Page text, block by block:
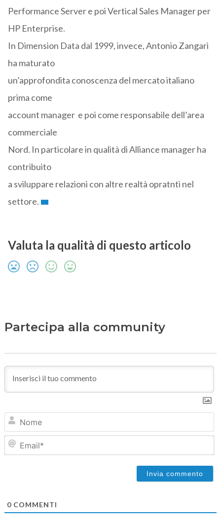
Performance Server e poi Vertical Sales Manager per
HP Enterprise.
In Dimension Data dal 1999, invece, Antonio Zangari
ha maturato
un’approfondita conoscenza del mercato italiano
prima come
account manager e poi come responsabile dell’area
commerciale
Nord. In particolare in qualità di Alliance manager ha
contribuito
a sviluppare relazioni con altre realtà opratnti nel
settore.
Valuta la qualità di questo articolo
Partecipa alla community
0COMMENTI